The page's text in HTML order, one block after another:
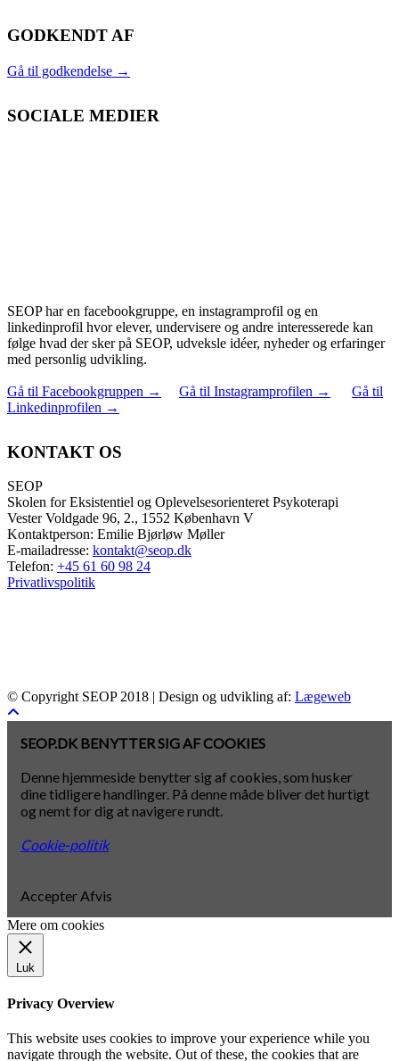
GODKENDT AF
Gå til godkendelse →
SOCIALE MEDIER
SEOP har en facebookgruppe, en instagramprofil og en
linkedinprofil hvor elever, undervisere og andre interesserede kan
følge hvad der sker på SEOP, udveksle idéer, nyheder og erfaringer
med personlig udvikling.
Gå til Facebookgruppen → Gå til Instagramprofilen →
Gå til
Linkedinprofilen →
KONTAKT OS
SEOP
Skolen for Eksistentiel og Oplevelsesorienteret Psykoterapi
Vester Voldgade 96, 2., 1552 København V
Kontaktperson: Emilie Bjørløw Møller
E-mailadresse: kontakt@seop.dk
Telefon: +45 61 60 98 24
Privatlivspolitik
© Copyright SEOP 2018 | Design og udvikling af: Lægeweb
SEOP.DK BENYTTER SIG AF COOKIES
Denne hjemmeside benytter sig af cookies, som husker
dine tidligere handlinger. På denne måde bliver det hurtigt
og nemt for dig at navigere rundt.
Cookie-politik
Accepter Afvis
Mere om cookies
Luk
Privacy Overview
This website uses cookies to improve your experience while you
navigate through the website. Out of these, the cookies that are